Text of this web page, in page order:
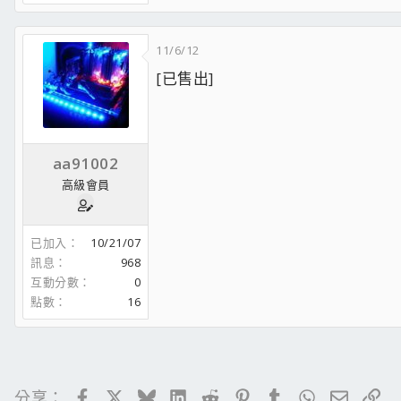
aa91002
高級會員
已加入
10/21/07
訊息
968
互動分數
0
點數
16
11/6/12
[已售出]
FacebookBlueskyLinkedIn
RedditPinterestTumblrWhatsApp
電子郵
連